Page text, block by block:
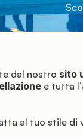
dal nostro sito
e tutta l’
al tuo stile di